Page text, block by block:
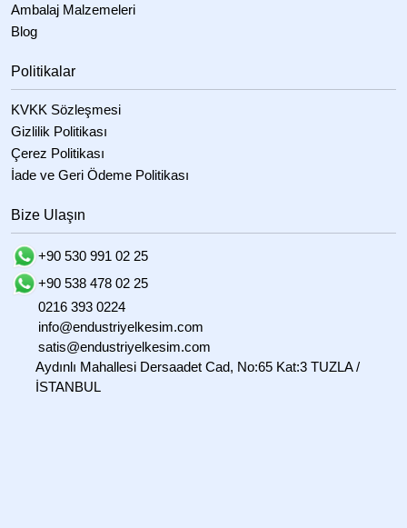
Ambalaj Malzemeleri
Blog
Politikalar
KVKK Sözleşmesi
Gizlilik Politikası
Çerez Politikası
İade ve Geri Ödeme Politikası
Bize Ulaşın
+90 530 991 02 25
+90 538 478 02 25
0216 393 0224
info@endustriyelkesim.com
satis@endustriyelkesim.com
Aydınlı Mahallesi Dersaadet Cad, No:65 Kat:3 TUZLA /
İSTANBUL